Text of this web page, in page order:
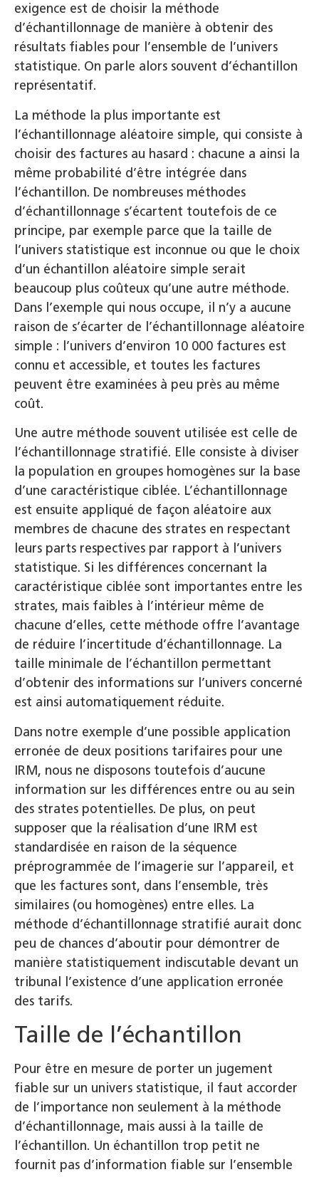
exigence est de choisir la méthode
d’échantillonnage de manière à obtenir des
résultats fiables pour l’ensemble de l’univers
statistique. On parle alors souvent d’échantillon
représentatif.
La méthode la plus importante est
l’échantillonnage aléatoire simple, qui consiste à
choisir des factures au hasard : chacune a ainsi la
même probabilité d’être intégrée dans
l’échantillon. De nombreuses méthodes
d’échantillonnage s’écartent toutefois de ce
principe, par exemple parce que la taille de
l’univers statistique est inconnue ou que le choix
d’un échantillon aléatoire simple serait
beaucoup plus coûteux qu’une autre méthode.
Dans l’exemple qui nous occupe, il n’y a aucune
raison de s’écarter de l’échantillonnage aléatoire
simple : l’univers d’environ 10 000 factures est
connu et accessible, et toutes les factures
peuvent être examinées à peu près au même
coût.
Une autre méthode souvent utilisée est celle de
l’échantillonnage stratifié. Elle consiste à diviser
la population en groupes homogènes sur la base
d’une caractéristique ciblée. L’échantillonnage
est ensuite appliqué de façon aléatoire aux
membres de chacune des strates en respectant
leurs parts respectives par rapport à l’univers
statistique. Si les différences concernant la
caractéristique ciblée sont importantes entre les
strates, mais faibles à l’intérieur même de
chacune d’elles, cette méthode offre l’avantage
de réduire l’incertitude d’échantillonnage. La
taille minimale de l’échantillon permettant
d’obtenir des informations sur l’univers concerné
est ainsi automatiquement réduite.
Dans notre exemple d’une possible application
erronée de deux positions tarifaires pour une
IRM, nous ne disposons toutefois d’aucune
information sur les différences entre ou au sein
des strates potentielles. De plus, on peut
supposer que la réalisation d’une IRM est
standardisée en raison de la séquence
préprogrammée de l’imagerie sur l’appareil, et
que les factures sont, dans l’ensemble, très
similaires (ou homogènes) entre elles. La
méthode d’échantillonnage stratifié aurait donc
peu de chances d’aboutir pour démontrer de
manière statistiquement indiscutable devant un
tribunal l’existence d’une application erronée
des tarifs.
Taille de l’échantillon
Pour être en mesure de porter un jugement
fiable sur un univers statistique, il faut accorder
de l’importance non seulement à la méthode
d’échantillonnage, mais aussi à la taille de
l’échantillon. Un échantillon trop petit ne
fournit pas d’information fiable sur l’ensemble